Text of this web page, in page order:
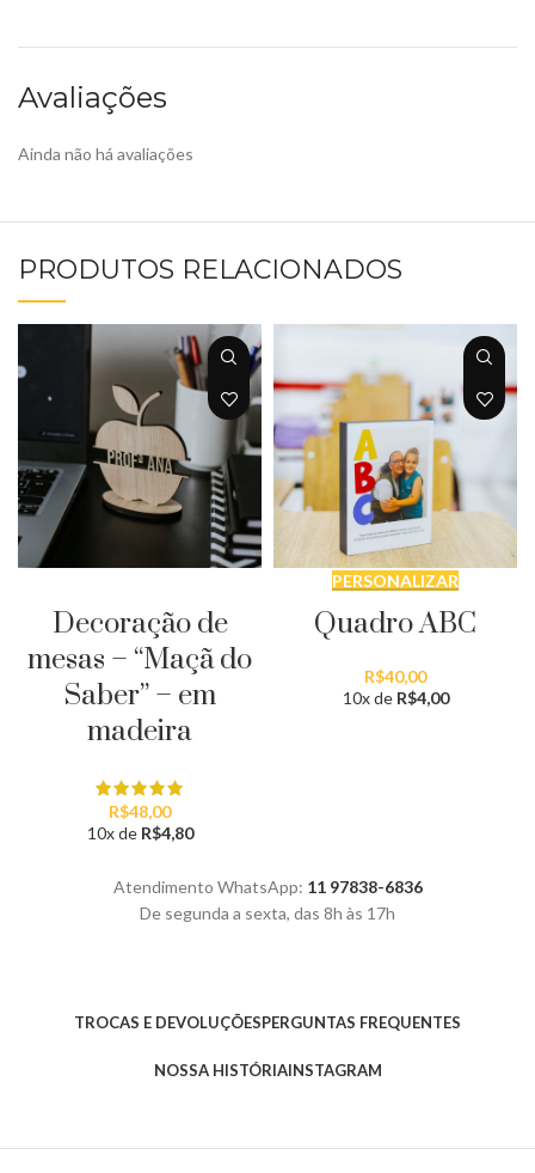
Avaliações
Ainda não há avaliações
PRODUTOS RELACIONADOS
Decoração de
mesas – “Maçã do
Saber” – em
madeira
R$48,00
10x de R$4,80
PERSONALIZAR
Quadro ABC
R$40,00
10x de R$4,00
Atendimento WhatsApp: 11 97838-6836
De segunda a sexta, das 8h às 17h
TROCAS E DEVOLUÇÕESPERGUNTAS FREQUENTES
NOSSA HISTÓRIAINSTAGRAM